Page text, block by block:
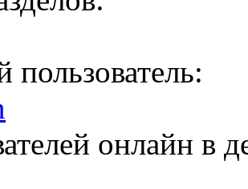
пользователь:
онлайн в